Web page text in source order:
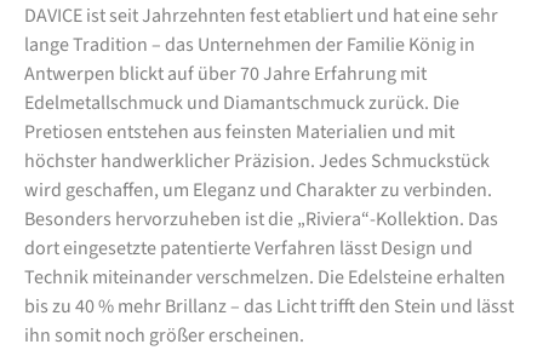
DAVICE ist seit Jahrzehnten fest etabliert und hat eine sehr
lange Tradition – das Unternehmen der Familie König in
Antwerpen blickt auf über 70 Jahre Erfahrung mit
Edelmetallschmuck und Diamantschmuck zurück. Die
Pretiosen entstehen aus feinsten Materialien und mit
höchster handwerklicher Präzision. Jedes Schmuckstück
wird geschaffen, um Eleganz und Charakter zu verbinden.
Besonders hervorzuheben ist die „Riviera“-Kollektion. Das
dort eingesetzte patentierte Verfahren lässt Design und
Technik miteinander verschmelzen. Die Edelsteine erhalten
bis zu 40 % mehr Brillanz – das Licht trifft den Stein und lässt
ihn somit noch größer erscheinen.